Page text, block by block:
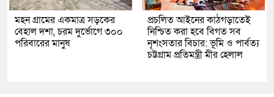
মহন গ্রামের একমাত্র সড়কের
বেহাল দশা, চরম দুর্ভোগে ৩০০
পরিবারের মানুষ
প্রচলিত আইনের কাঠগড়াতেই
নিশ্চিত করা হবে বিগত সব
নৃশংসতার বিচার: ভূমি ও পার্বত্য
চট্টগ্রাম প্রতিমন্ত্রী মীর হেলাল